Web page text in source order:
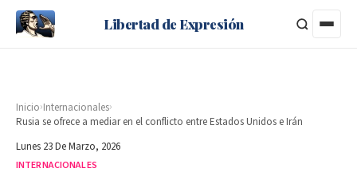
Libertad de Expresión
Inicio›Internacionales›
Rusia se ofrece a mediar en el conflicto entre Estados Unidos e Irán
Lunes 23 De Marzo, 2026
INTERNACIONALES